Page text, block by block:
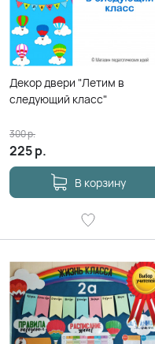
Декор двери "Летим в
следующий класс"
225р.
300р.
В корзину